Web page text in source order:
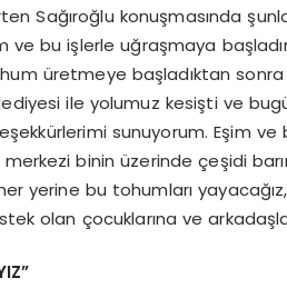
Sağıroğlu konuşmasında
ve bu işlerle uğraşmaya
üretmeye başladıktan sonra
ile yolumuz kesişti ve
sunuyorum. Eşim
binin üzerinde çeşidi
yerine bu tohumları
olan çocuklarına ve